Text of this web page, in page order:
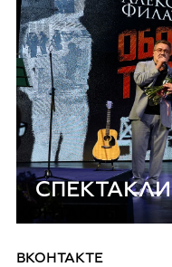
СПЕКТАКЛИ
КОНТАКТЫ
ВКОНТАКТЕ